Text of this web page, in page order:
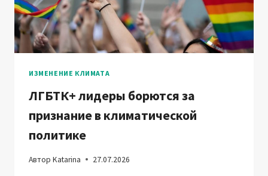
ИЗМЕНЕНИЕ КЛИМАТА
ЛГБТК+ лидеры борются за
признание в климатической
политике
Автор Katarina 27.07.2026